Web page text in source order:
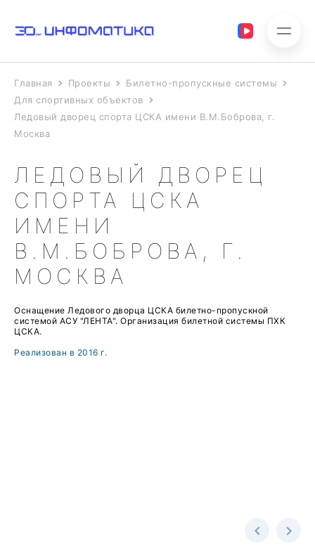
Главная Проекты
Билетно-пропускные системы
Для спортивных объектов
Ледовый дворец спорта ЦСКА имени В.М.Боброва, г.
Москва
ЛЕДОВЫЙ ДВОРЕЦ
СПОРТА ЦСКА
ИМЕНИ
В.М.БОБРОВА, Г.
МОСКВА
Оснащение Ледового дворца ЦСКА билетно-пропускной
системой АСУ "ЛЕНТА". Организация билетной системы ПХК
ЦСКА.
Реализован в 2016 г.